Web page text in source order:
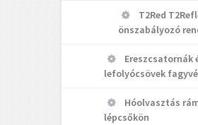
T2Red
önszabályozó
Ereszcsatornák
lefolyócsövek
Hóolvasztás
lépcsőkön